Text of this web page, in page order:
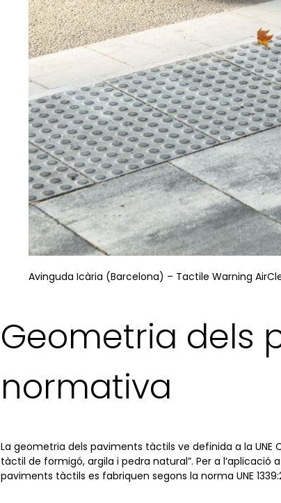
Avinguda Icària (Barcelona) – Tactile Warning
Geometria dels
normativa
La geometria dels paviments tàctils ve definida a la UNE
tàctil de formigó, argila i pedra natural”. Per a l’aplicació
paviments tàctils es fabriquen segons la norma UNE